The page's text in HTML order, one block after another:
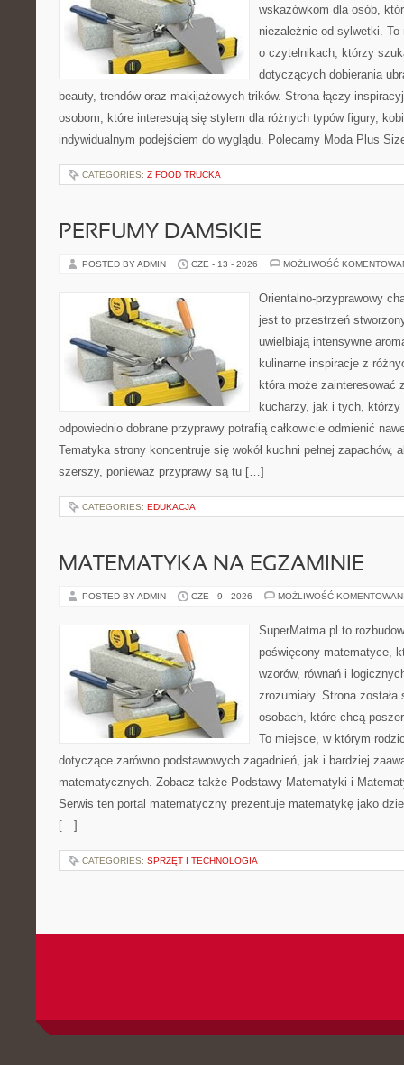
wskazówkom dla osób,
niezależnie od sylwetki.
o czytelnikach, którzy
dotyczących dobierania
beauty, trendów oraz makijażowych trików. Strona łączy
osobom, które interesują się stylem dla różnych typów figury,
indywidualnym podejściem do wyglądu. Polecamy Moda Plus
CATEGORIES: Z FOOD TRUCKA
PERFUMY DAMSKIE
POSTED BY ADMIN CZE - 13 - 2026 MOŻLIWOŚĆ
Orientalno-przyprawowy
jest to przestrzeń
uwielbiają intensywne
kulinarne inspiracje z
która może zainteresować
kucharzy, jak i tych, którzy
odpowiednio dobrane przyprawy potrafią całkowicie odmienić
Tematyka strony koncentruje się wokół kuchni pełnej zapachów,
szerszy, ponieważ przyprawy są tu […]
CATEGORIES: EDUKACJA
MATEMATYKA NA EGZAMINIE
POSTED BY ADMIN CZE - 9 - 2026 MOŻLIWOŚĆ
SuperMatma.pl to
poświęcony matematyce,
wzorów, równań i
zrozumiały. Strona
osobach, które chcą
To miejsce, w którym
dotyczące zarówno podstawowych zagadnień, jak i bardziej
matematycznych. Zobacz także Podstawy Matematyki i
Serwis ten portal matematyczny prezentuje matematykę jako
[…]
CATEGORIES: SPRZĘT I TECHNOLOGIA